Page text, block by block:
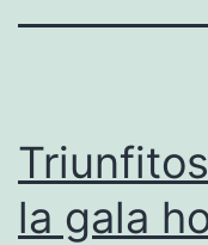
la gala